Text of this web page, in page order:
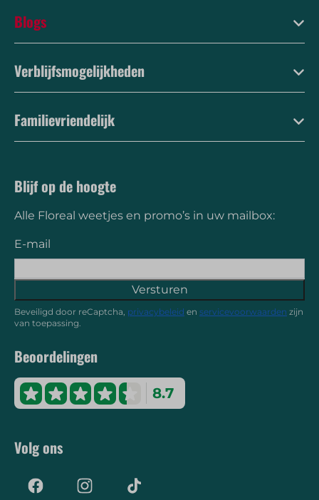
Blogs
Verblijfsmogelijkheden
Familievriendelijk
Blijf op de hoogte
Alle Floreal weetjes en promo’s in uw mailbox:
E-mail
Versturen
Beveiligd door reCaptcha, privacybeleid en servicevoorwaarden zijn
van toepassing.
Beoordelingen
8.7
Volg ons